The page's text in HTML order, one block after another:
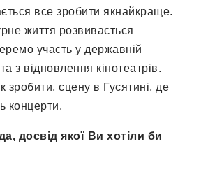
все зробити якнайкраще.
життя розвивається
участь у державній
з відновлення кінотеатрів.
зробити, сцену в Гусятині, де
концерти.
досвід якої Ви хотіли би